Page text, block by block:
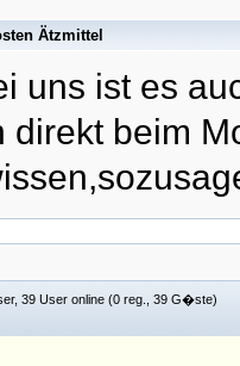
Ätzmittel
uns ist es
direkt beim
39 User online (0 reg., 39 G�ste)